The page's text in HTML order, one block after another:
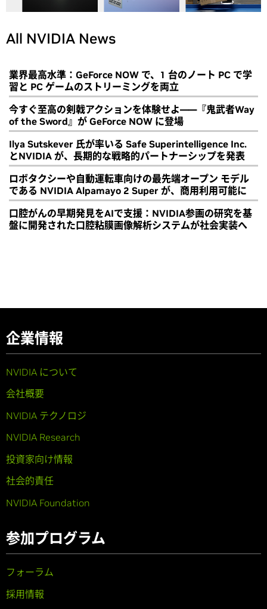
All NVIDIA News
業界最高水準：GeForce NOW で、1 台のノート PC で学
習と PC ゲームのストリーミングを両立
今すぐ至高の剣戟アクションを体験せよ――『鬼武者Way
of the Sword』が GeForce NOW に登場
Ilya Sutskever 氏が率いる Safe Superintelligence Inc.
とNVIDIA が、長期的な戦略的パートナーシップを発表
ロボタクシーや自動運転車向けの最先端オープン モデル
である NVIDIA Alpamayo 2 Super が、商用利用可能に
口腔がんの早期発見をAIで支援：NVIDIA参画の研究を基
盤に開発された口腔粘膜画像解析システムが社会実装へ
企業情報
NVIDIA について
会社概要
NVIDIA テクノロジ
NVIDIA Research
投資家向け情報
社会的責任
NVIDIA Foundation
参加プログラム
フォーラム
採用情報